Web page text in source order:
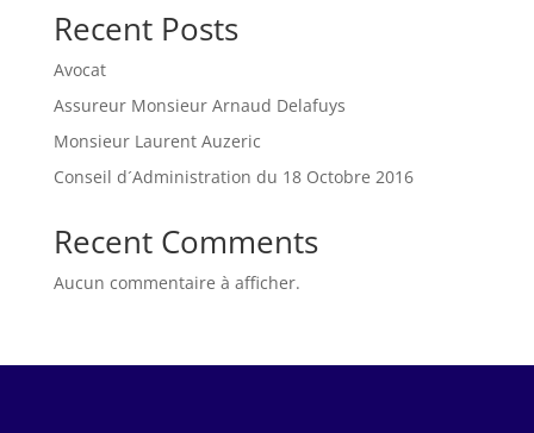
Recent Posts
Avocat
Assureur Monsieur Arnaud Delafuys
Monsieur Laurent Auzeric
Conseil d´Administration du 18 Octobre 2016
Recent Comments
Aucun commentaire à afficher.